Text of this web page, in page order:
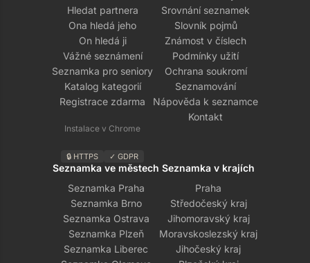
Hledat partnera
Ona hledá jeho
On hledá ji
Vážné seznámení
Seznamka pro seniory
Katalog kategorií
Registrace zdarma
Instalace v Chrome
🔒 HTTPS ✓ GDPR
Srovnání seznamek
Slovník pojmů
Známost v číslech
Podmínky užití
Ochrana soukromí
Seznamování
Nápověda k seznamce
Kontakt
Seznamka ve městech
Seznamka Praha
Seznamka Brno
Seznamka Ostrava
Seznamka Plzeň
Seznamka Liberec
Seznamka v krajích
Praha
Středočeský kraj
Jihomoravský kraj
Moravskoslezský kraj
Jihočeský kraj